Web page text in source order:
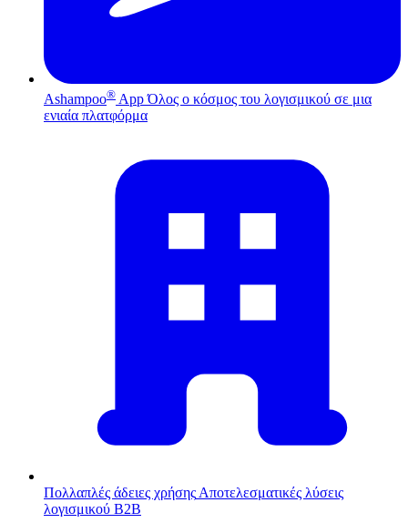
Ashampoo® App Όλος ο κόσμος του λογισμικού σε μια
ενιαία πλατφόρμα
Πολλαπλές άδειες χρήσης Αποτελεσματικές λύσεις
λογισμικού B2B